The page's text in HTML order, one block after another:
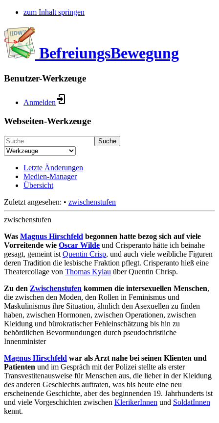
zum Inhalt springen
BefreiungsBewegung
Benutzer-Werkzeuge
Anmelden
Webseiten-Werkzeuge
Suche
Letzte Änderungen
Medien-Manager
Übersicht
Zuletzt angesehen: • zwischenstufen
zwischenstufen
Was Magnus Hirschfeld begonnen hatte bezog sich auf viele
Vorreitende wie Oscar Wilde und Crisperanto hätte ich beinahe
gesagt, gemeint ist Quentin Crisp, und auch viele weibliche Figuren
deren Tradition die lesbische Fraktion pflegt. Crisperanto hieß eine
Theatercollage von Thomas Kylau über Quentin Chrisp.
Zu den Zwischenstufen kommen die intersexuellen Menschen,
die zwischen den Moden, den Rollen in Feminismus und
Maskulinismus ihre Situation, ähnlich den Asexuellen zu finden
haben, zwischen Hormonen, zwischen Operationen, zwischen
Kleidung und bürokratischer Fehleinschätzung bis hin zu
behördlichen Bevormundungen durch pseudochristliche
Innenminister
Magnus Hirschfeld war als Arzt nahe bei seinen Klienten und
Patienten und im Gespräch mit der Polizei stellte als erster
Transvestitenausweise für Menschen aus, die lieber in der Kleidung
des anderen Geschlechts auftraten, was bis heute eine neu
erscheinende Geschichte, aber des beginnenden 19. Jahrhunderts ist
und viele Vorgeschichten zwischen KlerikerInnen und SoldatInnen
kennt.